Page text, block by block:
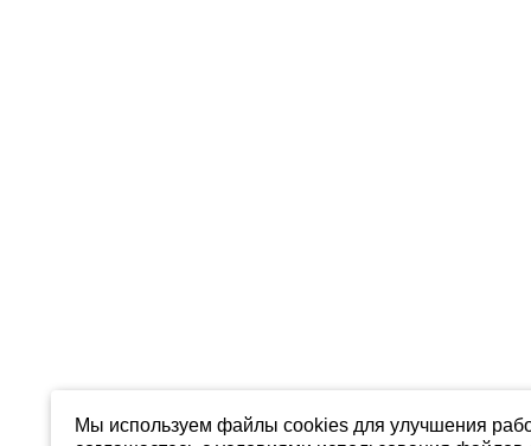
Мы используем файлы cookies для улучшения